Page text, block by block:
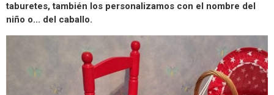
taburetes, también los personalizamos con el nombre del
niño o... del caballo.